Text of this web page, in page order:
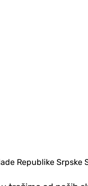
Republike Srpske